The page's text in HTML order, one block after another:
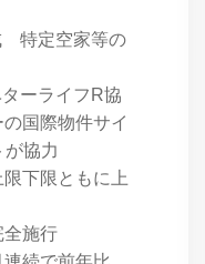
特定空家等の
ーライフR協
国際物件サイ
協力
下限ともに上
施行